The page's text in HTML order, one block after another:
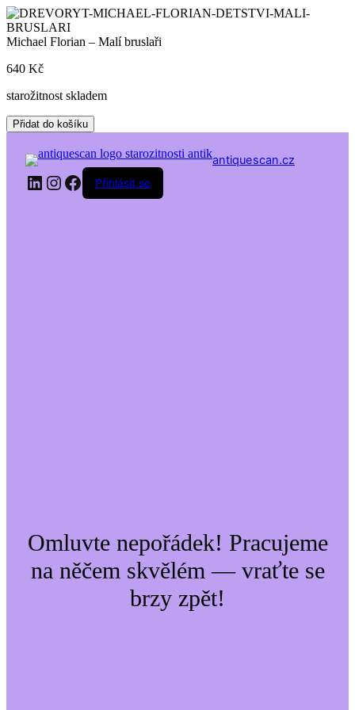
Skip
to
content
Michael Florian – Malí bruslaři
640 Kč
starožitnost skladem
Michael
Florian
Malí
bruslaři
množství
Přidat do košíku
antiquescan.cz
LinkedIn
Instagram
Facebook
Přihlásit se
Omluvte nepořádek! Pracujeme
na něčem skvělém — vraťte se
brzy zpět!